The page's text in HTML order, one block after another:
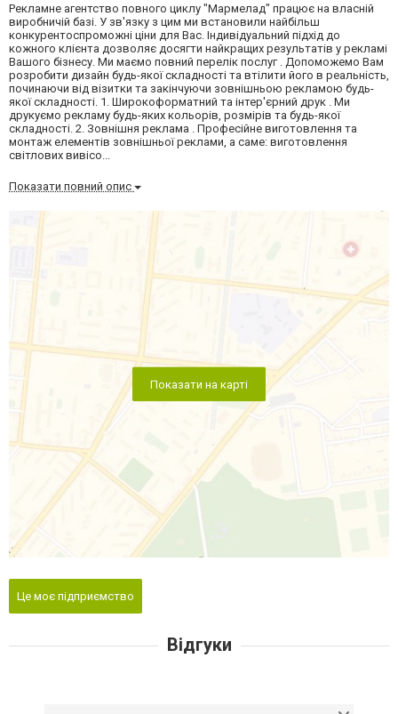
Рекламне агентство повного циклу "Мармелад" працює на власній
виробничій базі. У зв'язку з цим ми встановили найбільш
конкурентоспроможні ціни для Вас. Індивідуальний підхід до
кожного клієнта дозволяє досягти найкращих результатів у рекламі
Вашого бізнесу. Ми маємо повний перелік послуг . Допоможемо Вам
розробити дизайн будь-якої складності та втілити його в реальність,
починаючи від візитки та закінчуючи зовнішньою рекламою будь-
якої складності. 1. Широкоформатний та інтер'єрний друк . Ми
друкуємо рекламу будь-яких кольорів, розмірів та будь-якої
складності. 2. Зовнішня реклама . Професійне виготовлення та
монтаж елементів зовнішньої реклами, а саме: виготовлення
світлових вивісо...
Показати повний опис
Показати на карті
Це моє підприємство
Відгуки